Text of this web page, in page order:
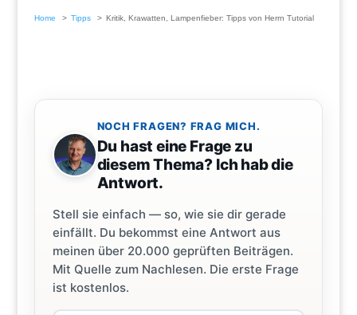
Home Tipps Kritik, Krawatten, Lampenfieber: Tipps von Herrn Tutorial
NOCH FRAGEN? FRAG MICH.
Du hast eine Frage zu
diesem Thema? Ich hab die
Antwort.
Stell sie einfach — so, wie sie dir gerade
einfällt. Du bekommst eine Antwort aus
meinen über 20.000 geprüften Beiträgen.
Mit Quelle zum Nachlesen. Die erste Frage
ist kostenlos.